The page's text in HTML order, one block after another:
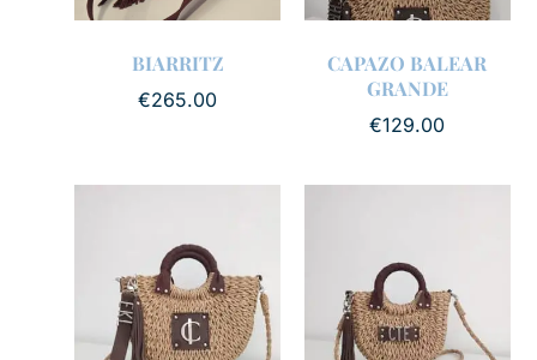
BIARRITZ
€265.00
CAPAZO BALEAR
GRANDE
€129.00